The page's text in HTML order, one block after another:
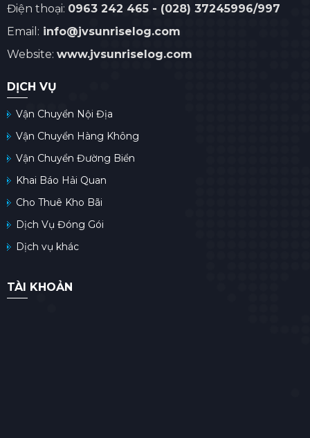
Điện thoại: 0963 242 465 - (028) 37245996/997
Email: info@jvsunriselog.com
Website: www.jvsunriselog.com
DỊCH VỤ
Vận Chuyển Nội Địa
Vận Chuyển Hàng Không
Vận Chuyển Đường Biển
Khai Báo Hải Quan
Cho Thuê Kho Bãi
Dịch Vụ Đóng Gói
Dịch vụ khác
TÀI KHOẢN